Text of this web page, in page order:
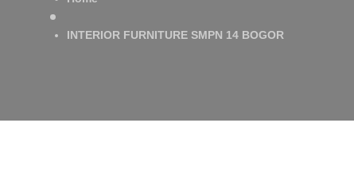
INTERIOR FURNITURE SMPN 14 BOGOR